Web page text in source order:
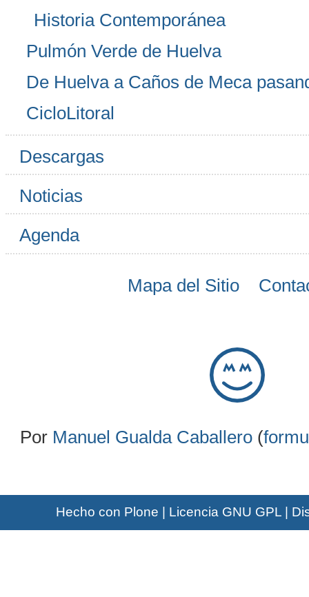
Historia Contemporánea
Pulmón Verde de Huelva
De Huelva a Caños de Meca
CicloLitoral
Descargas
Noticias
Agenda
Mapa del Sitio
Por Manuel Gualda Caballero(
Hecho con Plone Licencia GNU GPL|